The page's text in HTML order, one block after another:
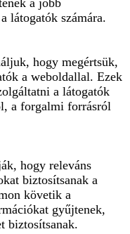
a jobb
látogatók számára.
hogy megértsük,
a weboldallal. Ezek
a látogatók
a forgalmi forrásról
hogy releváns
biztosítsanak a
követik a
gyűjtenek,
biztosítsanak.